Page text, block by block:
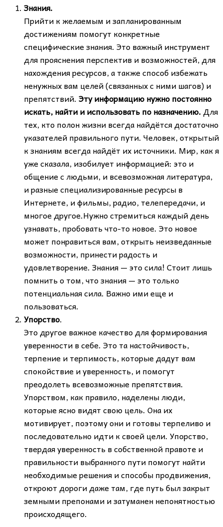
Знания.
Прийти к желаемым и запланированным
достижениям помогут конкретные
специфические знания. Это важный инструмент
для прояснения перспектив и возможностей, для
нахождения ресурсов, а также способ избежать
ненужных вам целей (связанных с ними шагов) и
препятствий. Эту информацию нужно постоянно
искать, найти и использовать по назначению.Для
тех, кто полон жизни всегда найдётся достаточно
указателей правильного пути. Человек, открытый
к знаниям всегда найдёт их источники. Мир, как я
уже сказала, изобилует информацией: это и
общение с людьми, и всевозможная литература,
и разные специализированные ресурсы в
Интернете, и фильмы, радио, телепередачи, и
многое другое.Нужно стремиться каждый день
узнавать, пробовать что-то новое. Это новое
может понравиться вам, открыть неизведанные
возможности, принести радость и
удовлетворение. Знания — это сила! Стоит лишь
помнить о том, что знания — это только
потенциальная сила. Важно ими еще и
пользоваться.
Упорство.
Это другое важное качество для формирования
уверенности в себе. Это та настойчивость,
терпение и терпимость, которые дадут вам
спокойствие и уверенность, и помогут
преодолеть всевозможные препятствия.
Упорством, как правило, наделены люди,
которые ясно видят свою цель. Она их
мотивирует, поэтому они и готовы терпеливо и
последовательно идти к своей цели. Упорство,
твердая уверенность в собственной правоте и
правильности выбранного пути помогут найти
необходимые решения и способы продвижения,
откроют дороги даже там, где путь был закрыт
земными препонами и затуманен непонятностью
происходящего.